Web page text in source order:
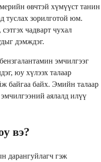
өвчтэй хүмүүст танин
туслах зорилготой юм.
чадварт чухал
дэмждэг.
эмчилгээг
юу хүлээх талаар
байгаа байх. Эмийн талаар
аялалд илүү
вэ?
дарангуйлагч гэж